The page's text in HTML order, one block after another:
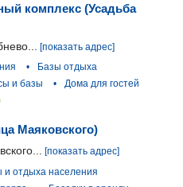
комплекс (Усадьба
[показать адрес]
•
Базы отдыха
и базы •
Дома для гостей
Маяковского)
[показать адрес]
и отдыха населения